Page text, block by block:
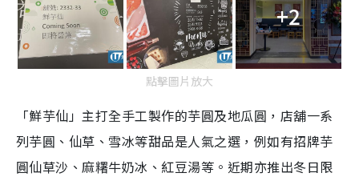
+2
點擊圖片放大
「鮮芋仙」主打全手工製作的芋圓及地瓜圓，店舖一系
列芋圓、仙草、雪冰等甜品是人氣之選，例如有招牌芋
圓仙草沙、麻糬牛奶冰、紅豆湯等。近期亦推出冬日限